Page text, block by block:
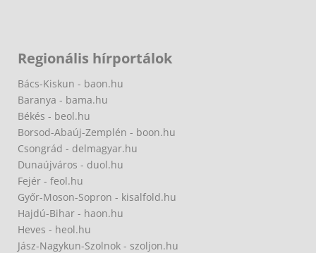
Regionális hírportálok
Bács-Kiskun - baon.hu
Baranya - bama.hu
Békés - beol.hu
Borsod-Abaúj-Zemplén - boon.hu
Csongrád - delmagyar.hu
Dunaújváros - duol.hu
Fejér - feol.hu
Győr-Moson-Sopron - kisalfold.hu
Hajdú-Bihar - haon.hu
Heves - heol.hu
Jász-Nagykun-Szolnok - szoljon.hu